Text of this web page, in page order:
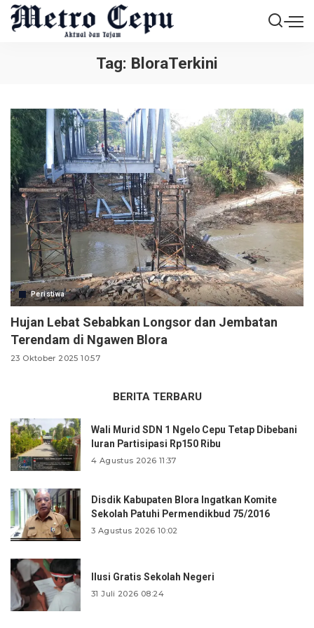
Tag: BloraTerkini
Peristiwa
Hujan Lebat Sebabkan Longsor dan Jembatan
Terendam di Ngawen Blora
23 Oktober 2025 10:57
BERITA TERBARU
Wali Murid SDN 1 Ngelo Cepu Tetap Dibebani
Iuran Partisipasi Rp150 Ribu
4 Agustus 2026 11:37
Disdik Kabupaten Blora Ingatkan Komite
Sekolah Patuhi Permendikbud 75/2016
3 Agustus 2026 10:02
Ilusi Gratis Sekolah Negeri
31 Juli 2026 08:24